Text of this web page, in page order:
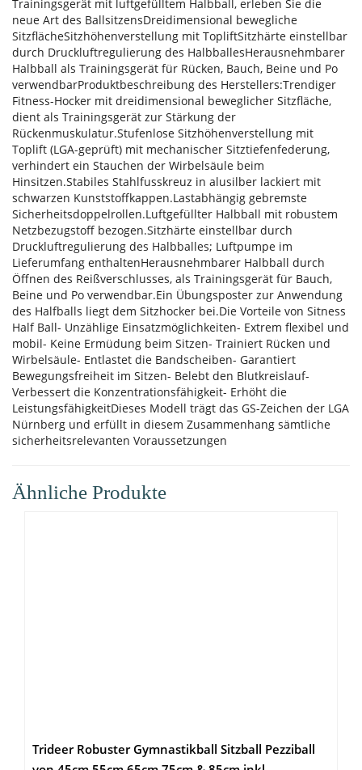
Trainingsgerät mit luftgefülltem Halbball, erleben Sie die
neue Art des BallsitzensDreidimensional bewegliche
SitzflächeSitzhöhenverstellung mit TopliftSitzhärte einstellbar
durch Druckluftregulierung des HalbballesHerausnehmbarer
Halbball als Trainingsgerät für Rücken, Bauch, Beine und Po
verwendbarProduktbeschreibung des Herstellers:Trendiger
Fitness-Hocker mit dreidimensional beweglicher Sitzfläche,
dient als Trainingsgerät zur Stärkung der
Rückenmuskulatur.Stufenlose Sitzhöhenverstellung mit
Toplift (LGA-geprüft) mit mechanischer Sitztiefenfederung,
verhindert ein Stauchen der Wirbelsäule beim
Hinsitzen.Stabiles Stahlfusskreuz in alusilber lackiert mit
schwarzen Kunststoffkappen.Lastabhängig gebremste
Sicherheitsdoppelrollen.Luftgefüllter Halbball mit robustem
Netzbezugstoff bezogen.Sitzhärte einstellbar durch
Druckluftregulierung des Halbballes; Luftpumpe im
Lieferumfang enthaltenHerausnehmbarer Halbball durch
Öffnen des Reißverschlusses, als Trainingsgerät für Bauch,
Beine und Po verwendbar.Ein Übungsposter zur Anwendung
des Halfballs liegt dem Sitzhocker bei.Die Vorteile von Sitness
Half Ball- Unzählige Einsatzmöglichkeiten- Extrem flexibel und
mobil- Keine Ermüdung beim Sitzen- Trainiert Rücken und
Wirbelsäule- Entlastet die Bandscheiben- Garantiert
Bewegungsfreiheit im Sitzen- Belebt den Blutkreislauf-
Verbessert die Konzentrationsfähigkeit- Erhöht die
LeistungsfähigkeitDieses Modell trägt das GS-Zeichen der LGA
Nürnberg und erfüllt in diesem Zusammenhang sämtliche
sicherheitsrelevanten Voraussetzungen
Ähnliche Produkte
Trideer Robuster Gymnastikball Sitzball Pezziball